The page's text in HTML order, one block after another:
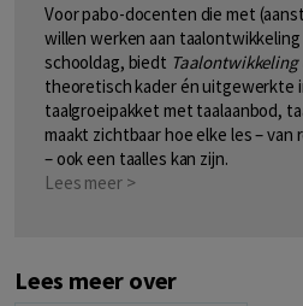
Voor pabo-docenten die met
willen werken aan
schooldag, biedt Taalontwikkeling
theoretisch kader én uitgewerkte
taalgroeipakket met taalaanbod,
maakt zichtbaar hoe elke les –
– ook een taalles kan zijn.
Lees meer >
Lees meer over